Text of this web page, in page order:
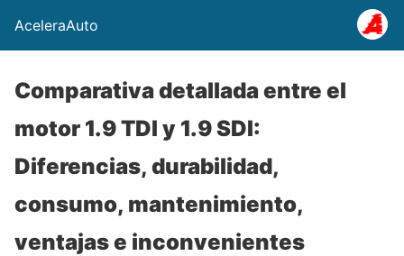
AceleraAuto
Comparativa detallada entre el
motor 1.9 TDI y 1.9 SDI:
Diferencias, durabilidad,
consumo, mantenimiento,
ventajas e inconvenientes